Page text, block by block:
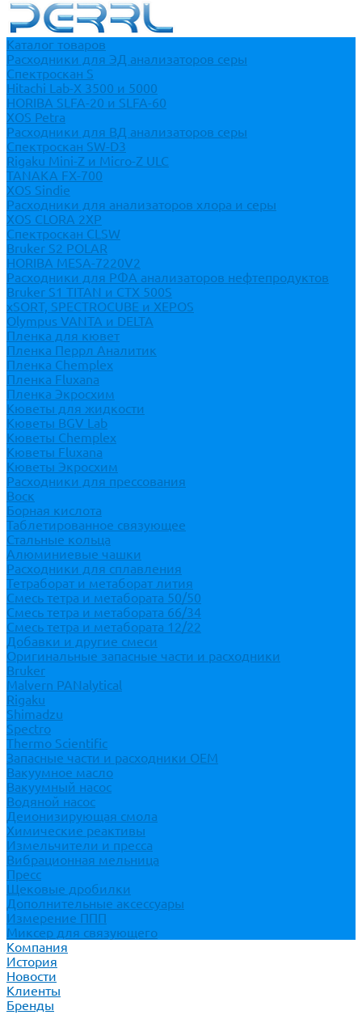
Каталог товаров
Расходники для ЭД анализаторов серы
Спектроскан S
Hitachi Lab-X 3500 и 5000
HORIBA SLFA-20 и SLFA-60
XOS Petra
Расходники для ВД анализаторов серы
Спектроскан SW-D3
Rigaku Mini-Z и Micro-Z ULC
TANAKA FX-700
XOS Sindie
Расходники для анализаторов хлора и серы
XOS CLORA 2XP
Спектроскан CLSW
Bruker S2 POLAR
HORIBA MESA-7220V2
Расходники для РФА анализаторов нефтепродуктов
Bruker S1 TITAN и CTX 500S
xSORT, SPECTROCUBE и XEPOS
Olympus VANTA и DELTA
Пленка для кювет
Пленка Перрл Аналитик
Пленка Chemplex
Пленка Fluxana
Пленка Экросхим
Кюветы для жидкости
Кюветы BGV Lab
Кюветы Chemplex
Кюветы Fluxana
Кюветы Экросхим
Расходники для прессования
Воск
Борная кислота
Таблетированное связующее
Стальные кольца
Алюминиевые чашки
Расходники для сплавления
Тетраборат и метаборат лития
Смесь тетра и метабората 50/50
Смесь тетра и метабората 66/34
Смесь тетра и метабората 12/22
Добавки и другие смеси
Оригинальные запасные части и расходники
Bruker
Malvern PANalytical
Rigaku
Shimadzu
Spectro
Thermo Scientific
Запасные части и расходники ОЕМ
Вакуумное масло
Вакуумный насос
Водяной насос
Деионизирующая смола
Химические реактивы
Измельчители и пресса
Вибрационная мельница
Пресс
Щековые дробилки
Дополнительные аксессуары
Измерение ППП
Миксер для связующего
Компания
История
Новости
Клиенты
Бренды